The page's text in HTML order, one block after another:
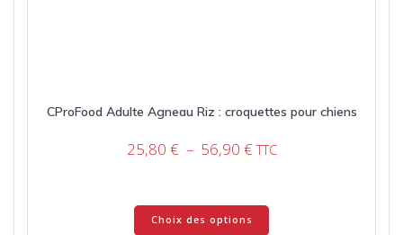
CProFood Adulte Agneau Riz : croquettes pour chiens
25,80 € – 56,90 €Plage
25,80 €
TTC
Choix des options
Ce